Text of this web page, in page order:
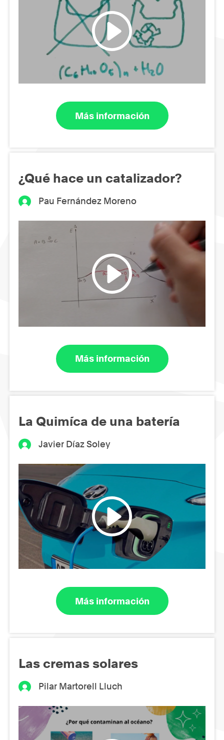
Más información
¿Qué hace un catalizador?
Pau Fernández Moreno
Más información
La Quimíca de una batería
Javier Díaz Soley
Más información
Las cremas solares
Pilar Martorell Lluch